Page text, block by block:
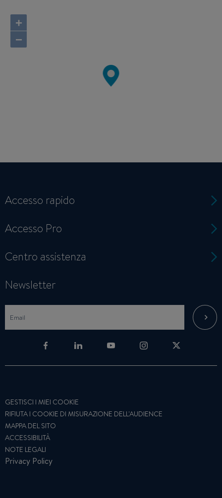
+
−
Accesso rapido
Accesso Pro
Centro assistenza
Newsletter
GESTISCI I MIEI COOKIE
RIFIUTA I COOKIE DI MISURAZIONE DELL'AUDIENCE
MAPPA DEL SITO
ACCESSIBILITÀ
NOTE LEGALI
Privacy Policy